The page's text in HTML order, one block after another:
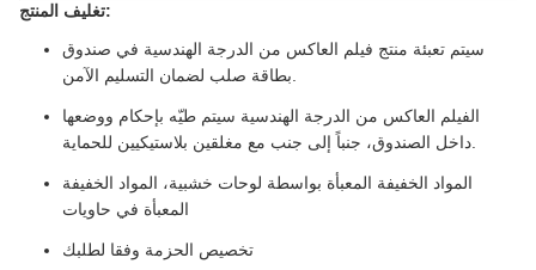
تغليف المنتج:
سيتم تعبئة منتج فيلم العاكس من الدرجة الهندسية في صندوق
الفيلم العاكس من الدرجة الهندسية سيتم طيّه بإحكام ووضعها
المواد الخفيفة المعبأة بواسطة لوحات خشبية، المواد الخفيفة
المعبأة في حاويات
تخصيص الحزمة وفقا لطلبك